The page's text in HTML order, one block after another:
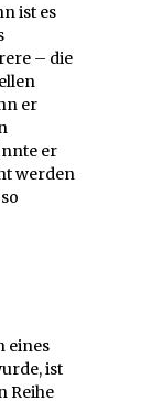
ist es
– die
er
er
werden
eines
ist
Reihe